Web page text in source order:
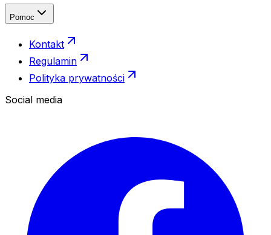
Pomoc
Kontakt
Regulamin
Polityka prywatności
Social media